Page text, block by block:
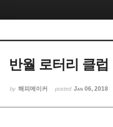
반월 로터리 클럽
by 해피메이커 posted Jan 06, 2018